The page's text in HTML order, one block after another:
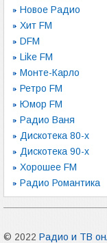
Новое Радио
Хит FM
DFM
Like FM
Монте-Карло
Ретро FM
Юмор FM
Радио Ваня
Дискотека 80-х
Дискотека 90-х
Хорошее FM
Радио Романтика
© 2022 Радио и ТВ